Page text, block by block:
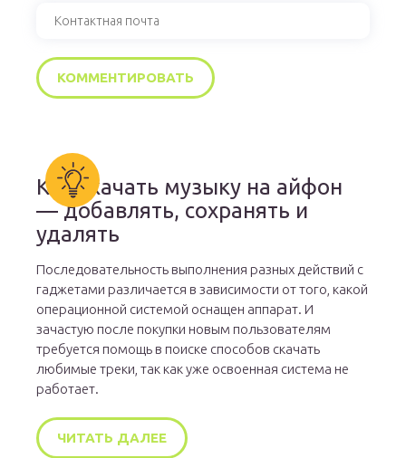
Как скачать музыку на айфон
— добавлять, сохранять и
удалять
Последовательность выполнения разных действий с
гаджетами различается в зависимости от того, какой
операционной системой оснащен аппарат. И
зачастую после покупки новым пользователям
требуется помощь в поиске способов скачать
любимые треки, так как уже освоенная система не
работает.
ЧИТАТЬ ДАЛЕЕ